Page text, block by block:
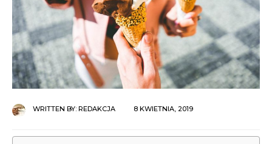
WRITTEN BY: REDAKCJA 8 KWIETNIA, 2019